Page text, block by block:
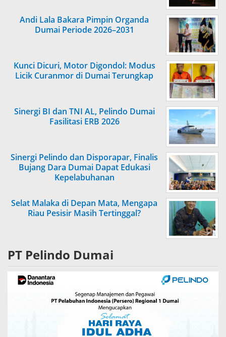
Andi Lala Bakara Pimpin Organda
Dumai Periode 2026–2031
Kunci Dicuri, Motor Digondol: Modus
Licik Curanmor di Dumai Terungkap
Sinergi BI dan TNI AL, Pelindo Dumai
Fasilitasi ERB 2026
Sinergi Pelindo dan Disporapar, Finalis
Bujang Dara Dumai Dapat Edukasi
Kepelabuhanan
Selat Malaka di Depan Mata, Mengapa
Riau Pesisir Masih Tertinggal?
PT Pelindo Dumai